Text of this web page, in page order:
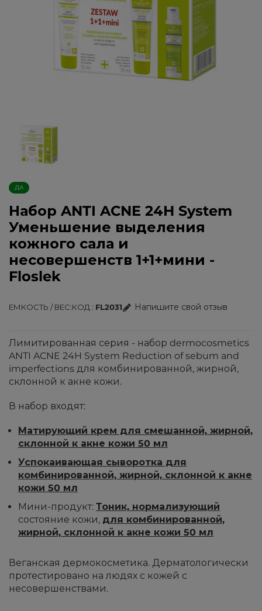
ДА
Набор ANTI ACNE 24H System
Уменьшение выделения
кожного сала и
несовершенств 1+1+мини -
Floslek
ЕМКОСТЬ / ВЕС КОД FL2031 Напишите свой отзыв
Лимитированная серия - набор dermocosmetics
ANTI ACNE 24H System Reduction of sebum and
imperfections для комбинированной, жирной,
склонной к акне кожи.
В набор входят:
Матирующий крем для смешанной, жирной,
склонной к акне кожи 50 мл
Успокаивающая сыворотка для
комбинированной, жирной, склонной к акне
кожи 50 мл
Мини-продукт: Тоник, нормализующий
состояние кожи, для комбинированной,
жирной, склонной к акне кожи 50 мл
Веганская дермокосметика. Дерматологически
протестировано на людях с кожей с
несовершенствами.